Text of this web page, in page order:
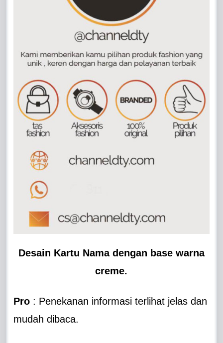
Desain Kartu Nama dengan base warna
creme.
Pro : Penekanan informasi terlihat jelas dan
mudah dibaca.